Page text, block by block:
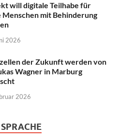
will digitale Teilhabe für
Menschen mit Behinderung
2026
der Zukunft werden von
Wagner in Marburg
2026